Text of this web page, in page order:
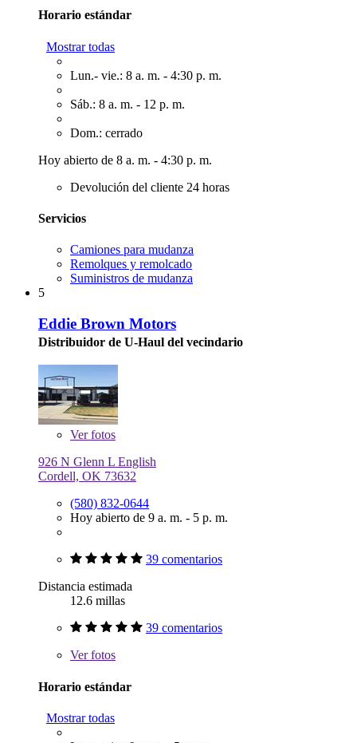
Horario estándar
Mostrar todas
Lun.- vie.: 8 a. m. - 4:30 p. m.
Sáb.: 8 a. m. - 12 p. m.
Dom.: cerrado
Hoy abierto de 8 a. m. - 4:30 p. m.
Devolución del cliente 24 horas
Servicios
Camiones para mudanza
Remolques y remolcado
Suministros de mudanza
5
Eddie Brown Motors
Distribuidor de U-Haul del vecindario
Verfotos
926 N Glenn L English
Cordell, OK 73632
(580) 832-0644
Hoy abierto de 9 a. m. - 5 p. m.
39 comentarios
Distancia estimada
12.6 millas
39 comentarios
Verfotos
Horario estándar
Mostrar todas